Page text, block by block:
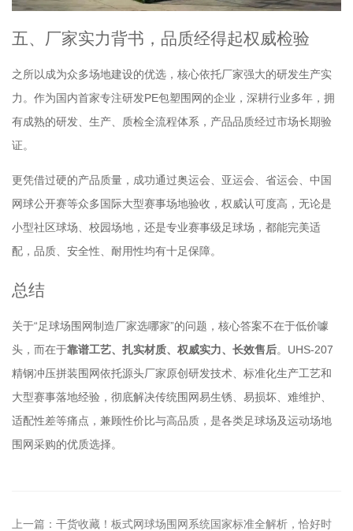
五、厂家实力背书，品质经得起权威检验
之所以成为众多场地建设的优选，核心依托厂家强大的研发生产实
力。作为国内首家专注研发PE包塑围网的企业，深耕行业多年，拥
有成熟的研发、生产、质检全流程体系，产品品质经过市场长期验
证。
更凭借过硬的产品质量，成功通过奥运会、亚运会、省运会、中国
网球公开赛等众多国际大型赛事场地验收，权威认可度高，无论是
小型社区球场、校园场地，还是专业赛事级足球场，都能完美适
配，品质、安全性、耐用性均有十足保障。
总结
关于“足球场围网制造厂家选哪家”的问题，核心答案不在于低价噱
头，而在于靠谱工艺、扎实材质、权威实力、长效售后。UHS-207
精钢冲压拼装围网依托源头厂家原创研发技术、标准化生产工艺和
大型赛事落地经验，彻底解决传统围网易生锈、易损坏、难维护、
适配性差等痛点，兼顾性价比与高品质，是各类足球场及运动场地
围网采购的优质选择。
上一篇： 干货收藏！板式网球场围网系统国家标准全解析，恰好时